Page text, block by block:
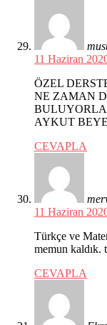
11 Haziran
ÖZEL
NE ZAMAN
AYKUT
CEVAPLA
11 Haziran
Türkçe ve
memun kaldık.
CEVAPLA